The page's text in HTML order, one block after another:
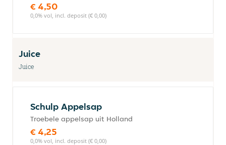
€ 4,50
0,0% vol, incl. deposit (€ 0,00)
Juice
Juice
Schulp Appelsap
Troebele appelsap uit Holland
€ 4,25
0,0% vol, incl. deposit (€ 0,00)